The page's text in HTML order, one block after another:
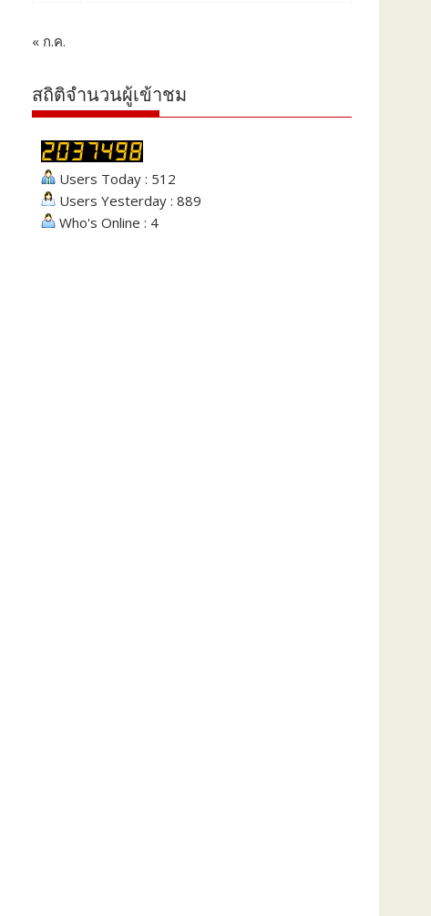
« ก.ค.
สถิติจำนวนผู้เข้าชม
Users Today : 512
Users Yesterday : 889
Who's Online : 4